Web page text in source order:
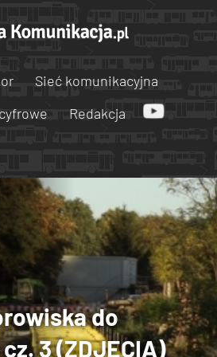
Sieć komunikacyjna
Redakcja
do
3 (ZDJĘCIA)